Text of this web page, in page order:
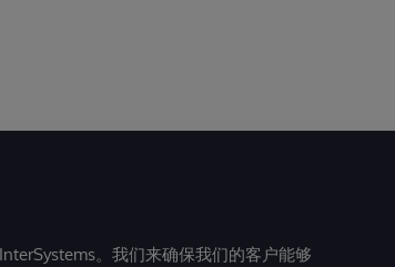
。我们来确保我们的客户能够